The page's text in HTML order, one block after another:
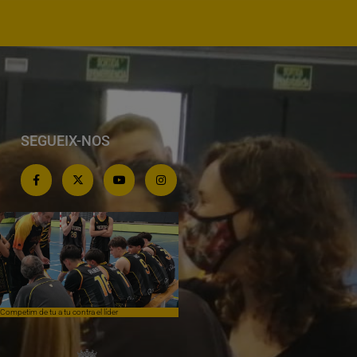
SEGUEIX-NOS
Competim de tu a tu contra el líder